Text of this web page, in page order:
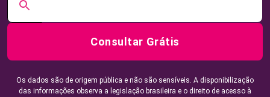
Consultar Grátis
Os dados são de origem pública e não são sensíveis. A disponibilização
das informações observa a legislação brasileira e o direito de acesso à